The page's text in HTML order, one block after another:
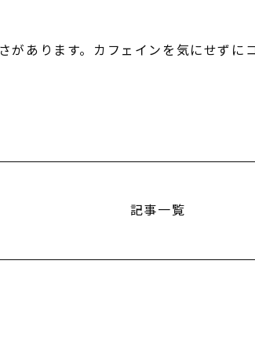
があります。カフェインを気にせずに
記事一覧